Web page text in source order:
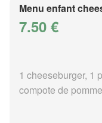
Menu enfant
7.50 €
1 cheeseburger, 1
compote de